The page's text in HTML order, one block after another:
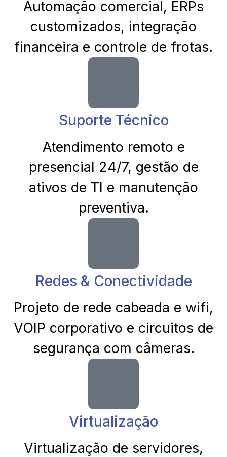
Automação comercial, ERPs
customizados, integração
financeira e controle de frotas.
Suporte Técnico
Atendimento remoto e
presencial 24/7, gestão de
ativos de TI e manutenção
preventiva.
Redes & Conectividade
Projeto de rede cabeada e wifi,
VOIP corporativo e circuitos de
segurança com câmeras.
Virtualização
Virtualização de servidores,